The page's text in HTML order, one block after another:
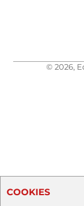
© 2026,
COOKIES